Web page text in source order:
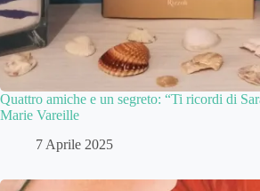
Quattro amiche e un segreto: “Ti ricordi di
Marie Vareille
7 Aprile 2025